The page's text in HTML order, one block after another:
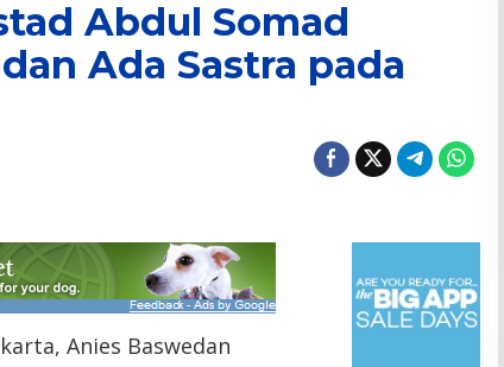
Abdul Somad
Ada Sastra pada
Anies Baswedan